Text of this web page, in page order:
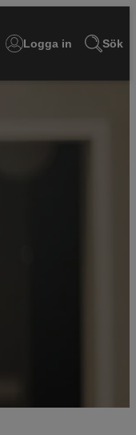
Logga in Sök